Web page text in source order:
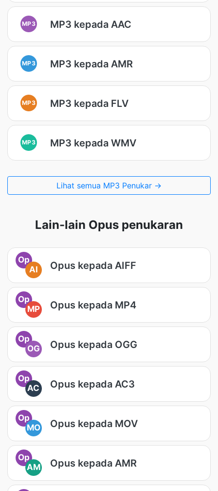
MP3 MP3 kepada AAC
MP3 MP3 kepada AMR
MP3 MP3 kepada FLV
MP3 MP3 kepada WMV
Lihat semua MP3 Penukar →
Lain-lain Opus penukaran
Op
AI
Opus kepada AIFF
Op
MP
Opus kepada MP4
Op
OG
Opus kepada OGG
Op
AC
Opus kepada AC3
Op
MO
Opus kepada MOV
Op
AM
Opus kepada AMR